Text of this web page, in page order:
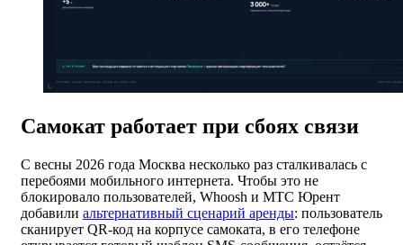
Самокат работает при сбоях связи
С весны 2026 года Москва несколько раз сталкивалась с
перебоями мобильного интернета. Чтобы это не
блокировало пользователей, Whoosh и МТС Юрент
добавили альтернативный сценарий аренды: пользователь
сканирует QR-код на корпусе самоката, в его телефоне